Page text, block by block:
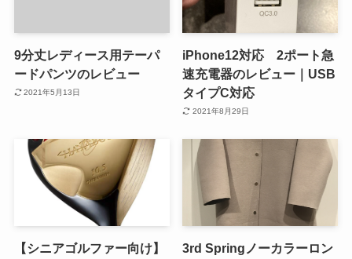
9分丈レディース用テーパ
ードパンツのレビュー
2021年5月13日
iPhone12対応 2ポート急
速充電器のレビュー｜USB
タイプC対応
2021年8月29日
【シニアゴルファー向け】
3rd Springノーカラーロン